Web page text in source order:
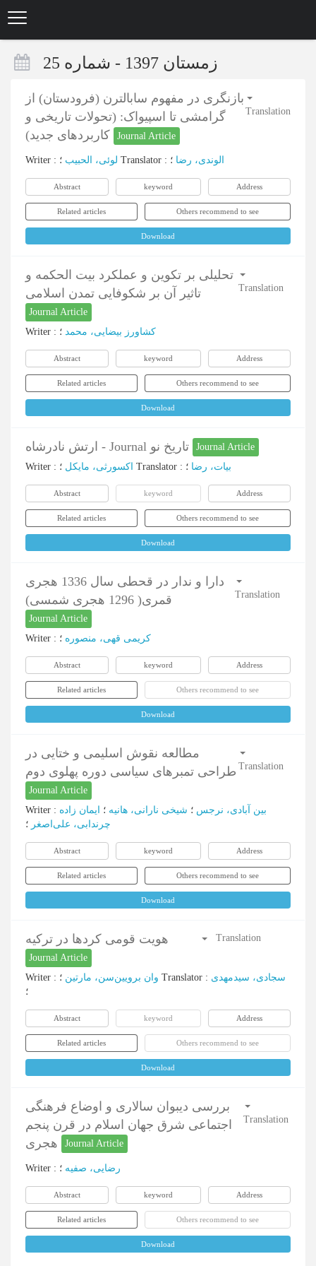
زمستان 1397 - شماره 25
بازنگری در مفهوم سابالترن (فرودستان) از
گرامشی تا اسپیواک: (تحولات تاریخی و
Journal Article
Translation
Writer : لوئی، الحبیب Translator : الوندی، رضا ؛
Abstract keyword Address
Related articles Others recommend to see
Download
تحلیلی بر تکوین و عملکرد بیت الحکمه و
تاثیر آن بر شکوفایی تمدن اسلامی
Journal Article
Translation
Writer : کشاورز بیضایی، محمد ؛
Abstract keyword Address
Related articles Others recommend to see
Download
Journal Article
Writer : اکسورثی، مایکل Translator : بیات، رضا ؛
Abstract keyword Address
Related articles Others recommend to see
Download
دارا و ندار در قحطی سال 1336 هجری
قمری( 1296 هجری شمسی)
Journal Article
Translation
Writer : کریمی قهی، منصوره ؛
Abstract keyword Address
Related articles Others recommend to see
Download
مطالعه نقوش اسلیمی و ختایی در
طراحی تمبرهای سیاسی دوره پهلوی دوم
Journal Article
Translation
Writer : بین آبادی، نرجس ؛ شیخی نارانی، هانیه ؛
ایمان زاده
چرندابی، علی‌اصغر ؛
Abstract keyword Address
Related articles Others recommend to see
Download
هویت قومی کردها در ترکیه
Journal Article
Translation
Writer : وان برویین‌سن، مارتین Translator : سجادی، سیدمهدی
؛
Abstract keyword Address
Related articles Others recommend to see
Download
بررسی دیبوان سالاری و اوضاع فرهنگی
اجتماعی شرق جهان اسلام در قرن پنجم
Journal Article
Translation
Writer : رضایی، صفیه ؛
Abstract keyword Address
Related articles Others recommend to see
Download